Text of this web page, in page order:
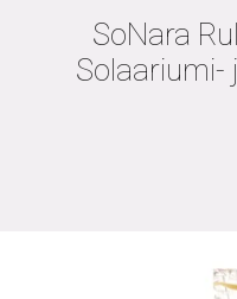
SoNara
Solaariumi-